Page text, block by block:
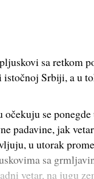
sa retkom
istočnoj Srbiji, a u
se
padavine, jak
u utorak
sa
vetar, na jugu